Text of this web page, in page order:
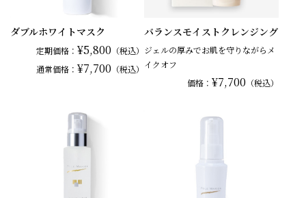
ダブルホワイトマスク
定期価格：¥5,800 （税込）
通常価格：¥7,700 （税込）
バランスモイストクレンジング
ジェルの厚みでお肌を守りながらメ
イクオフ
価格： ¥7,700 （税込）